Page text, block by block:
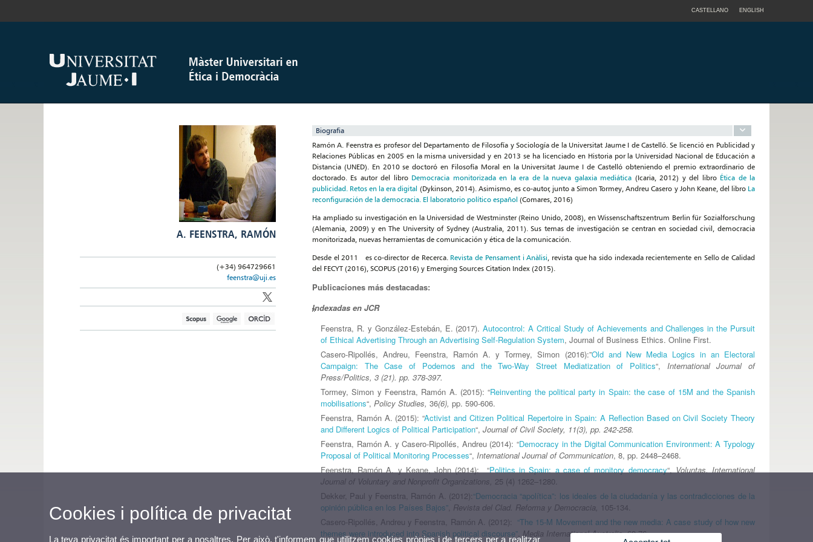
CASTELLANO ENGLISH
A. FEENSTRA, RAMÓN
(+34) 964729661
feenstra@uji.es
Biografia
Ramón A. Feenstra es profesor del Departamento de Filosofía y Sociología de la Universitat Jaume I de Castelló. Se licenció en Publicidad y
Relaciones Públicas en 2005 en la misma universidad y en 2013 se ha licenciado en Historia por la Universidad Nacional de Educación a
Distancia (UNED). En 2010 se doctoró en Filosofía Moral en la Universitat Jaume I de Castelló obteniendo el premio extraordinario de
doctorado. Es autor del libro Democracia monitorizada en la era de la nueva galaxia mediática (Icaria, 2012) y del libro Ética de la
publicidad. Retos en la era digital (Dykinson, 2014). Asimismo, es co-autor, junto a Simon Tormey, Andreu Casero y John Keane, del libro La
reconfiguración de la democracia. El laboratorio político español (Comares, 2016)
Ha ampliado su investigación en la Universidad de Westminster (Reino Unido, 2008), en Wissenschaftszentrum Berlin für Sozialforschung
(Alemania, 2009) y en The University of Sydney (Australia, 2011). Sus temas de investigación se centran en sociedad civil, democracia
monitorizada, nuevas herramientas de comunicación y ética de la comunicación.
Desde el 2011 es co-director de Recerca. Revista de Pensament i Anàlisi, revista que ha sido indexada recientemente en Sello de Calidad
del FECYT (2016), SCOPUS (2016) y Emerging Sources Citation Index (2015).
Publicaciones más destacadas:
Indexadas en JCR
Feenstra, R. y González-Estebán, E. (2017). Autocontrol: A Critical Study of Achievements and Challenges in the Pursuit
of Ethical Advertising Through an Advertising Self-Regulation System, Journal of Business Ethics. Online First.
Casero-Ripollés, Andreu, Feenstra, Ramón A. y Tormey, Simon (2016):”Old and New Media Logics in an Electoral
Campaign: The Case of Podemos and the Two-Way Street Mediatization of Politics“,
International Journal of
Press/Politics, 3 (21). pp. 378-397.
Tormey, Simon y Feenstra, Ramón A. (2015): “Reinventing the political party in Spain: the case of 15M and the Spanish
mobilisations“, Policy Studies, 36(6), pp. 590-606.
Feenstra, Ramón A. (2015): “Activist and Citizen Political Repertoire in Spain: A Reflection Based on Civil Society Theory
and Different Logics of Political Participation“, Journal of Civil Society, 11(3), pp. 242-258.
Feenstra, Ramón A. y Casero-Ripollés, Andreu (2014): “Democracy in the Digital Communication Environment: A Typology
Proposal of Political Monitoring Processes“, International Journal of Communication, 8, pp. 2448–2468.
Feenstra, Ramón A. y Keane, John (2014): “Politics in Spain: a case of monitory democracy“,Voluntas. International
Journal of Voluntary and Nonprofit Organizations, 25 (4) 1262–1280.
Dekker, Paul y Feenstra, Ramón A. (2012):“Democracia “apolítica”: los ideales de la ciudadanía y las contradicciones de la
opinión pública en los Países Bajos”, Revista del Clad. Reforma y Democracia, 105-134.
Casero-Ripollés, Andreu y Feenstra, Ramón A. (2012): “The 15-M Movement and the new media: A case study of how new
themes were introduced into Spanish political discourse”,Media International Australia,68-76.
Cookies i política de privacitat
La teva privacitat és important per a nosaltres. Per això, t'informem que utilitzem cookies pròpies i de tercers per a realitzar